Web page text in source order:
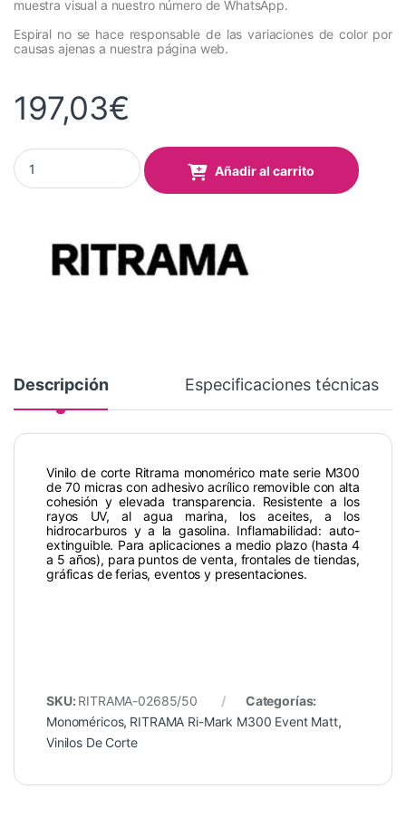
muestra visual a nuestro número de WhatsApp.
Espiral no se hace responsable de las variaciones de color por
causas ajenas a nuestra página web.
197,03€
Vinilo RITRAMA Ri-Mark Event 368 Brilliant Blue Mate 1,22x50
Añadir al carrito
Descripción Especificaciones técnicas
Vinilo de corte Ritrama monomérico mate serie M300
de 70 micras con adhesivo acrílico removible con alta
cohesión y elevada transparencia. Resistente a los
rayos UV, al agua marina, los aceites, a los
hidrocarburos y a la gasolina. Inflamabilidad: auto-
extinguible. Para aplicaciones a medio plazo (hasta 4
a 5 años), para puntos de venta, frontales de tiendas,
gráficas de ferias, eventos y presentaciones.
SKU: RITRAMA-02685/50
Categorías:
Monoméricos, RITRAMA Ri-Mark M300 Event Matt,
Vinilos De Corte